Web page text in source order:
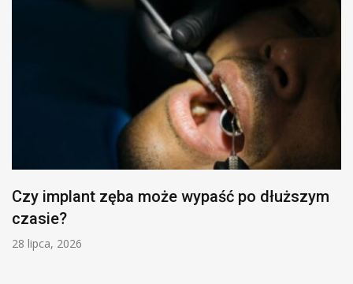
Czy implant zęba może wypaść po dłuższym
czasie?
28 lipca, 2026